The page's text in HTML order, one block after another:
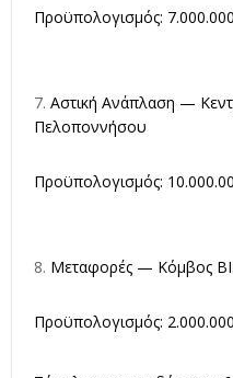
Προϋπολογισμός:
Αστική Ανάπλαση —
Πελοποννήσου
Προϋπολογισμός:
Μεταφορές — Κόμβος
Προϋπολογισμός: